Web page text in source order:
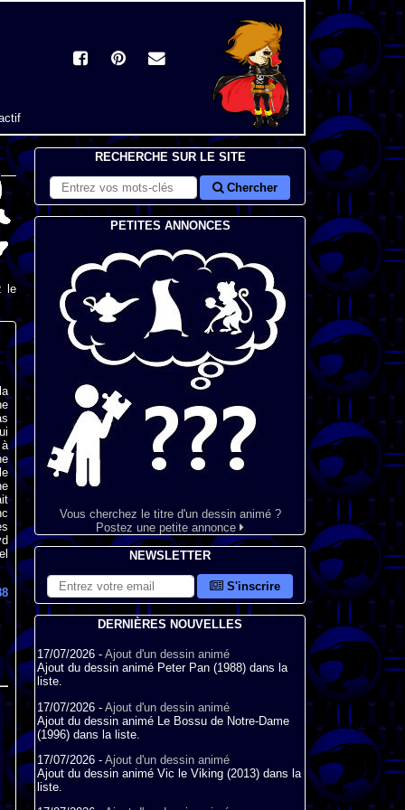
le
RECHERCHE SUR LE SITE
Chercher
PETITES ANNONCES
Vous cherchez le titre d'un dessin animé ?
Postez une petite annonce
NEWSLETTER
S'inscrire
DERNIÈRES NOUVELLES
17/07/2026 - Ajout d'un dessin animé
Ajout du dessin animé Peter Pan (1988) dans la
liste.
17/07/2026 - Ajout d'un dessin animé
Ajout du dessin animé Le Bossu de Notre-Dame
(1996) dans la liste.
17/07/2026 - Ajout d'un dessin animé
Ajout du dessin animé Vic le Viking (2013) dans la
liste.